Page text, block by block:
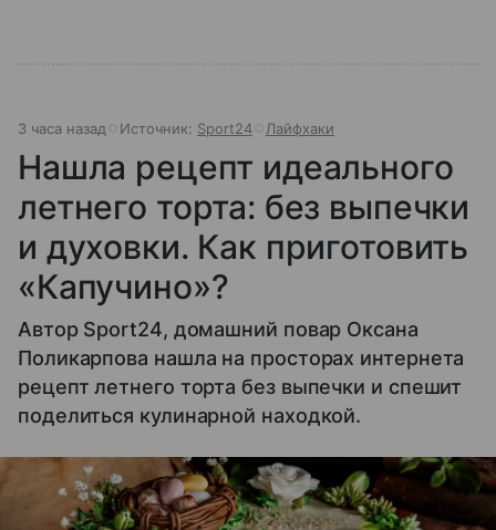
3 часа назад Источник: Sport24 Лайфхаки
Нашла рецепт идеального
летнего торта: без выпечки
и духовки. Как приготовить
«Капучино»?
Автор Sport24, домашний повар Оксана
Поликарпова нашла на просторах интернета
рецепт летнего торта без выпечки и спешит
поделиться кулинарной находкой.